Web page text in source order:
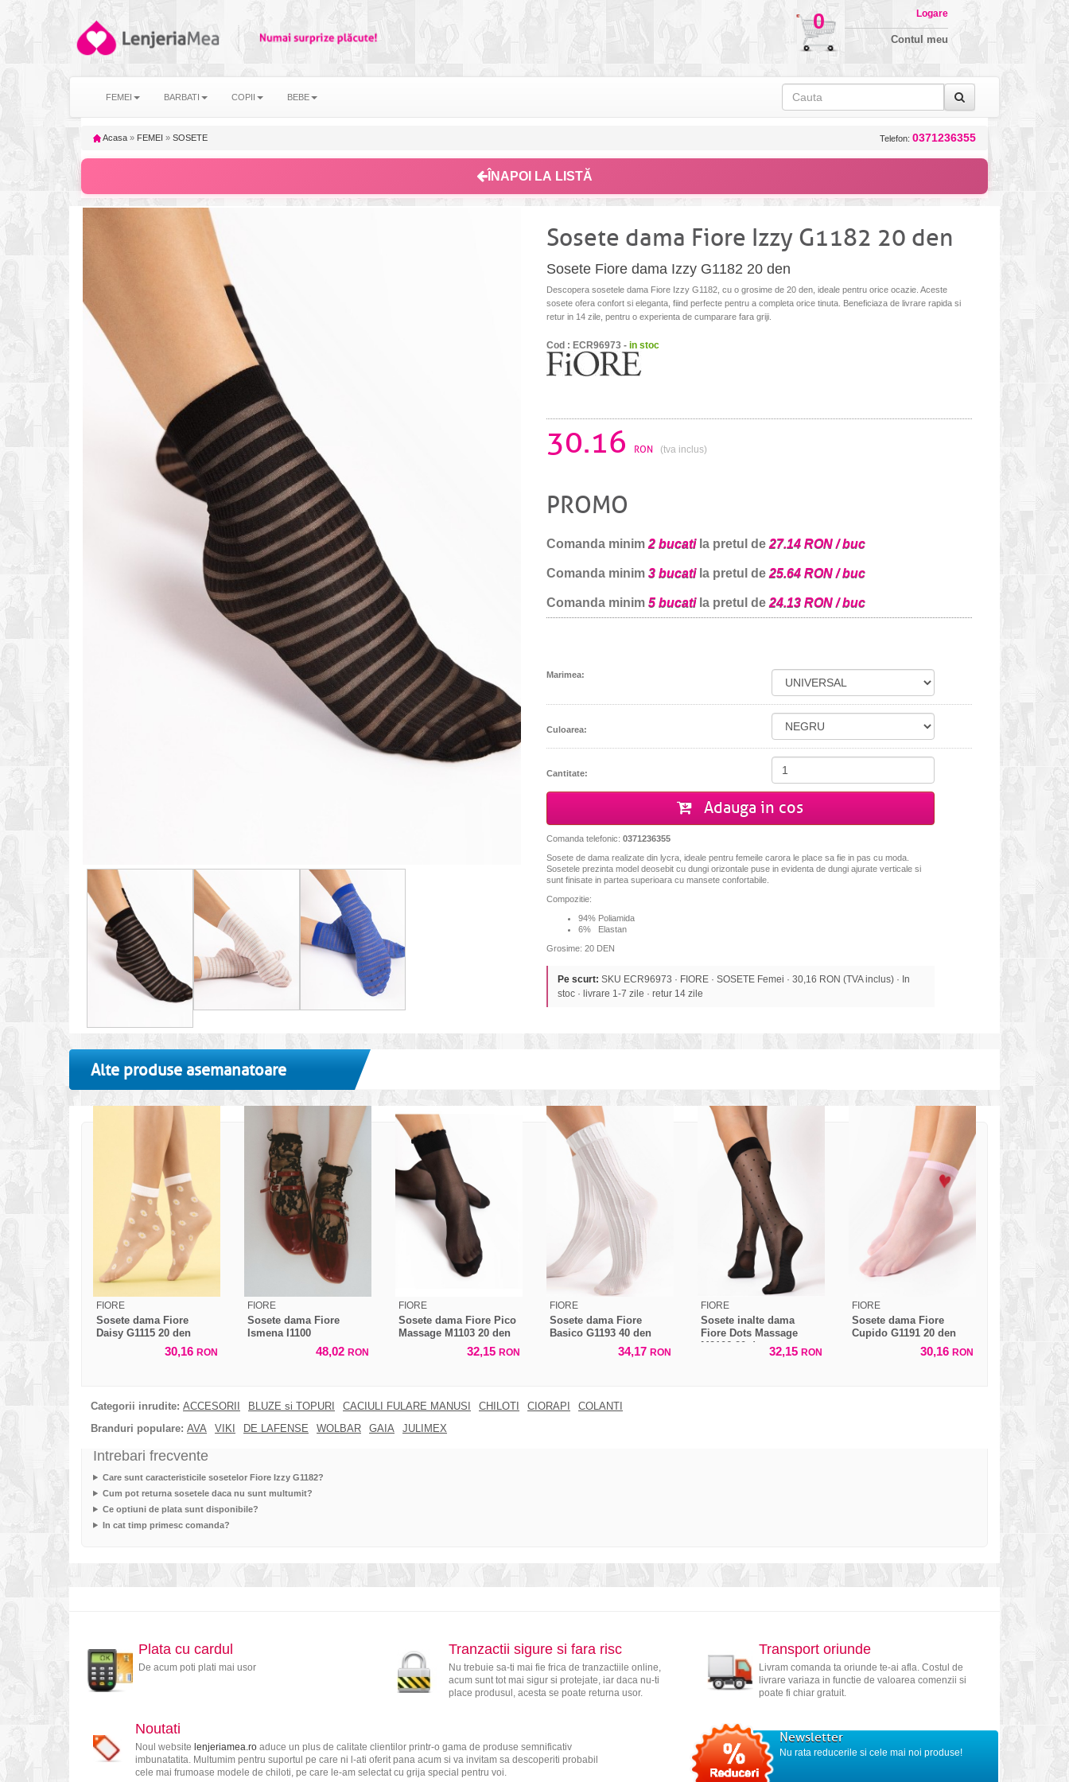
0 Logare
Contul meu
FEMEI BARBATI COPII BEBE
Acasa » FEMEI » SOSETE Telefon: 0371236355
ÎNAPOI LA LISTĂ
Sosete dama Fiore Izzy G1182 20 den
Sosete Fiore dama Izzy G1182 20 den
Descopera sosetele dama Fiore Izzy G1182, cu o grosime de 20 den, ideale pentru orice ocazie. Aceste
sosete ofera confort si eleganta, fiind perfecte pentru a completa orice tinuta. Beneficiaza de livrare rapida si
retur in 14 zile, pentru o experienta de cumparare fara griji.
Cod : ECR96973 - in stoc
30.16 RON (tva inclus)
PROMO
Comanda minim 2 bucatila pretul de 27.14 RON / buc
Comanda minim 3 bucatila pretul de 25.64 RON / buc
Comanda minim 5 bucatila pretul de 24.13 RON / buc
Marimea:
Culoarea:
Cantitate:
Adauga in cos
Comanda telefonic: 0371236355
Sosete de dama realizate din lycra, ideale pentru femeile carora le place sa fie in pas cu moda.
Sosetele prezinta model deosebit cu dungi orizontale puse in evidenta de dungi ajurate verticale si
sunt finisate in partea superioara cu mansete confortabile.
Compozitie:
94% Poliamida
6% Elastan
Grosime: 20 DEN
Pe scurt: SKU ECR96973 · FIORE · SOSETE Femei · 30,16 RON (TVA inclus) · In
stoc · livrare 1-7 zile · retur 14 zile
Alte produse asemanatoare
FIORE
Sosete dama Fiore
Daisy G1115 20 den
30,16 RON
FIORE
Sosete dama Fiore
Ismena I1100
48,02 RON
FIORE
Sosete dama Fiore Pico
Massage M1103 20 den
32,15 RON
FIORE
Sosete dama Fiore
Basico G1193 40 den
34,17 RON
FIORE
Sosete inalte dama
Fiore Dots Massage
M2106 20 den
32,15 RON
FIORE
Sosete dama Fiore
Cupido G1191 20 den
30,16 RON
Categorii inrudite: ACCESORII BLUZE si TOPURI CACIULI FULARE MANUSI CHILOTI CIORAPI
COLANTI
Branduri populare: AVA VIKI DE LAFENSE WOLBAR GAIA JULIMEX
Intrebari frecvente
Care sunt caracteristicile sosetelor Fiore Izzy G1182?
Cum pot returna sosetele daca nu sunt multumit?
Ce optiuni de plata sunt disponibile?
In cat timp primesc comanda?
Plata cu cardul
De acum poti plati mai usor
Tranzactii sigure si fara risc
Nu trebuie sa-ti mai fie frica de tranzactiile online,
acum sunt tot mai sigur si protejate, iar daca nu-ti
place produsul, acesta se poate returna usor.
Transport oriunde
Livram comanda ta oriunde te-ai afla. Costul de
livrare variaza in functie de valoarea comenzii si
poate fi chiar gratuit.
Noutati
Noul website lenjeriamea.roaduce un plus de calitate clientilor printr-o gama de produse semnificativ
imbunatatita. Multumim pentru suportul pe care ni l-ati oferit pana acum si va invitam sa descoperiti probabil
cele mai frumoase modele de chiloti, pe care le-am selectat cu grija special pentru voi.
Newsletter
Nu rata reducerile si cele mai noi produse!